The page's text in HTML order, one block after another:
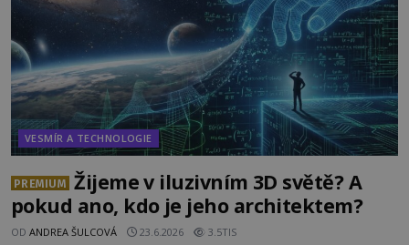
VESMÍR A TECHNOLOGIE
PREMIUM
Žijeme v iluzivním 3D světě? A
pokud ano, kdo je jeho architektem?
OD ANDREA ŠULCOVÁ 23.6.2026 3.5TIS